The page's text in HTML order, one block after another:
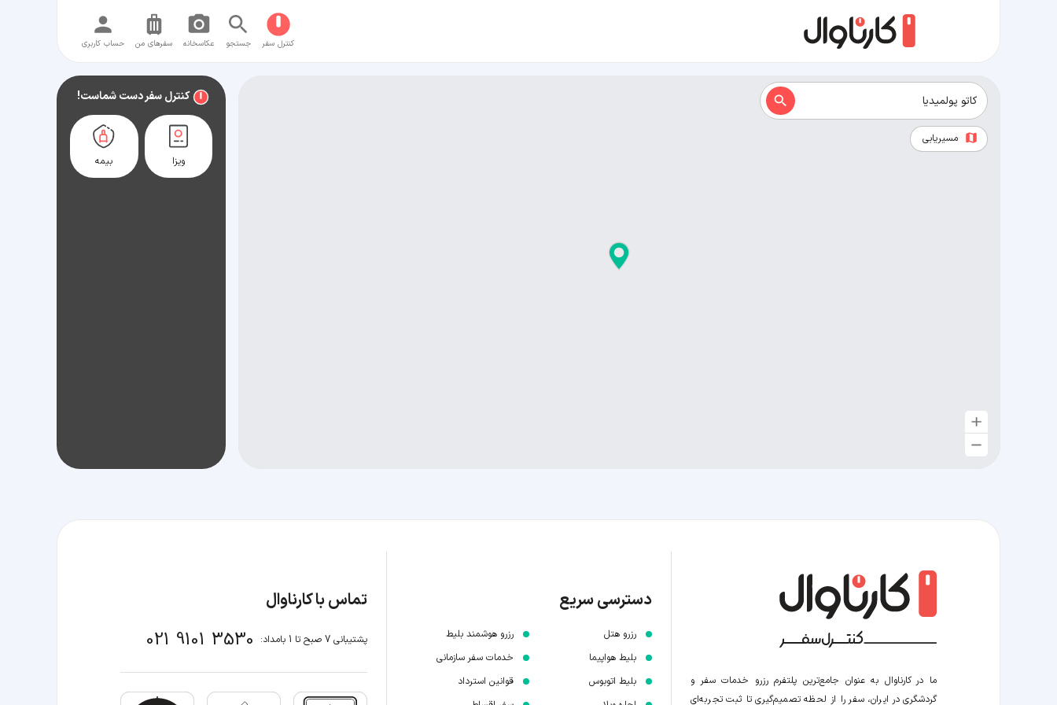
کنترل سفر جستجو عکاسخانه سفر‌های من حساب کاربری
مسیریابی
نقشه شهر کاتو پولمیدیا
کنترل سفر دست شماست!
ویزا بیمه
ما در کارناوال به عنوان جامع‌ترین پلتفرم رزرو خدمات سفر و
گردشگری در ایران، سفر را از لحظه‌ تصمیم‌گیری تا ثبت تجربه‌ای
دسترسی سریع
رزرو هتل
بلیط هواپیما
بلیط اتوبوس
رزرو هوشمند بلیط
خدمات سفر سازمانی
قوانین استرداد
تماس با کارناوال
پشتیبانی 7 صبح تا 1 بامداد: 021 9101 3530